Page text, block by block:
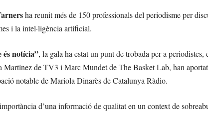
ha reunit més de 150 professionals del periodisme per
i la intel·ligència artificial.
és notícia”, la gala ha estat un punt de trobada per a
Martínez de TV3 i Marc Mundet de The Basket Lab, han
notable de Mariola Dinarès de Catalunya Ràdio.
d’una informació de qualitat en un context de